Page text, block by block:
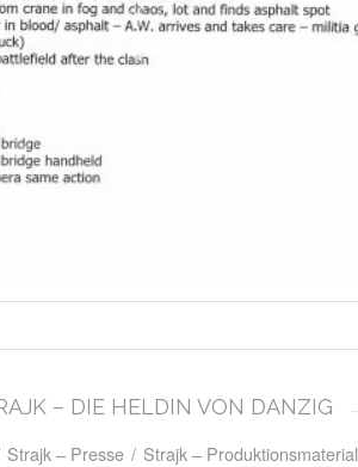
– DIE HELDIN VON DANZIG
Strajk – Presse / Strajk – Produktionsmaterial